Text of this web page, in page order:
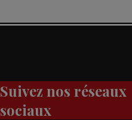
Suivez nos réseaux
sociaux